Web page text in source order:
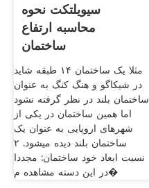
سیویلتکت نحوه
محاسبه ارتفاع
ساختمان
مثلا یک ساختمان ۱۴ طبقه شاید
در شیکاگو و هنگ کنگ به عنوان
ساختمان بلند در نظر گرفته نشود
اما همین ساختمان در یکی از
شهرهای اروپایی به عنوان یک
ساختمان بلند دیده میشود. ۲
نسبت ابعاد خود ساختمان: مجددا
در این دسته مشاهده م�